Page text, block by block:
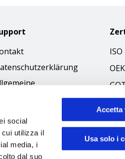
social
cui utilizza il
media, i
dal suo
Accetta
Usa solo i